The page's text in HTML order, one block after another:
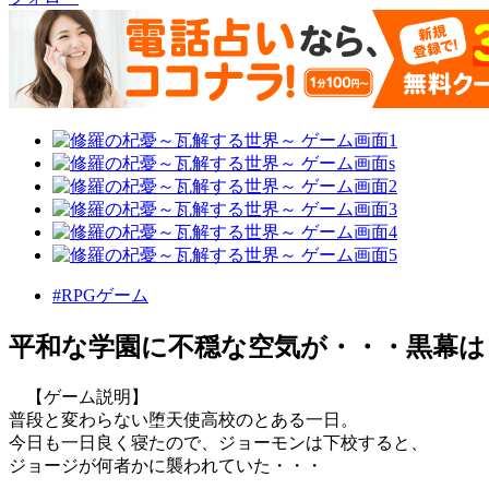
#RPGゲーム
平和な学園に不穏な空気が・・・黒幕
【ゲーム説明】
普段と変わらない堕天使高校のとある一日。
今日も一日良く寝たので、ジョーモンは下校すると、
ジョージが何者かに襲われていた・・・